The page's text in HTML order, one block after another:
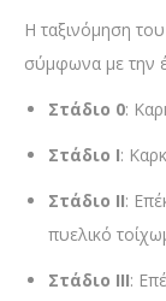
Η ταξινόμηση
σύμφωνα με την
Στάδιο 0:
Στάδιο Ι:
Στάδιο ΙΙ:
πυελικό
Στάδιο ΙΙΙ: